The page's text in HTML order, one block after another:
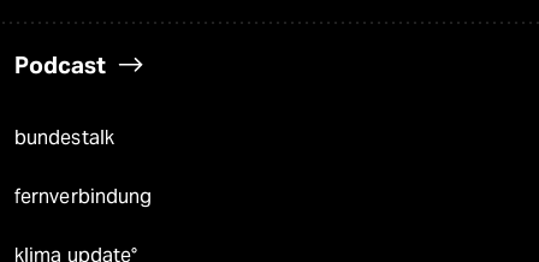
Podcast
bundestalk
fernverbindung
klima update°